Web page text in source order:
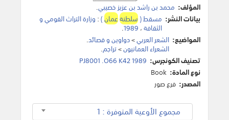
المؤلف: محمد بن راشد بن عزيز خصيبي.
بيانات النشر: مسقط (سلطنةعمان)
: وزارة التراث القومي و
الثقافة، 1989
.
المواضيع: الشعر العربي>دواوين و قصائد.
الشعراء العمانيون>تراجم.
تصنيف الكونجرس: PJ8001 .O66 K42 1989
نوع المادة: Book
المصدر: فرع صور
مجموع الأوعية المتوفرة : 1